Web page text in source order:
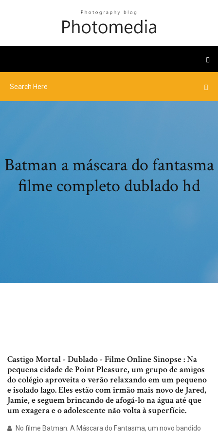
Batman a máscara do fantasma
filme completo dublado hd
Castigo Mortal - Dublado - Filme Online Sinopse : Na
pequena cidade de Point Pleasure, um grupo de amigos
do colégio aproveita o verão relaxando em um pequeno
e isolado lago. Eles estão com irmão mais novo de Jared,
Jamie, e seguem brincando de afogá-lo na água até que
um exagera e o adolescente não volta à superfície.
No filme Batman: A Máscara do Fantasma, um novo bandido